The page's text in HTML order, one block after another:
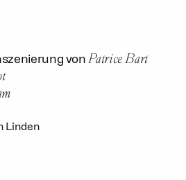
Linden
vonPatrice Bart